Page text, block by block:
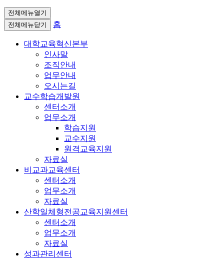
전체메뉴열기
전체메뉴닫기
홈
대학교육혁신본부
인사말
조직안내
업무안내
오시는길
교수학습개발원
센터소개
업무소개
학습지원
교수지원
원격교육지원
자료실
비교과교육센터
센터소개
업무소개
자료실
산학일체형전공교육지원센터
센터소개
업무소개
자료실
성과관리센터